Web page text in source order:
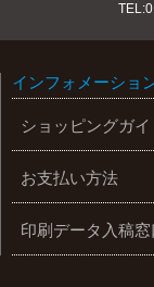
TEL:
インフォメーショ
ショッピングガイ
お支払い方法
印刷データ入稿窓